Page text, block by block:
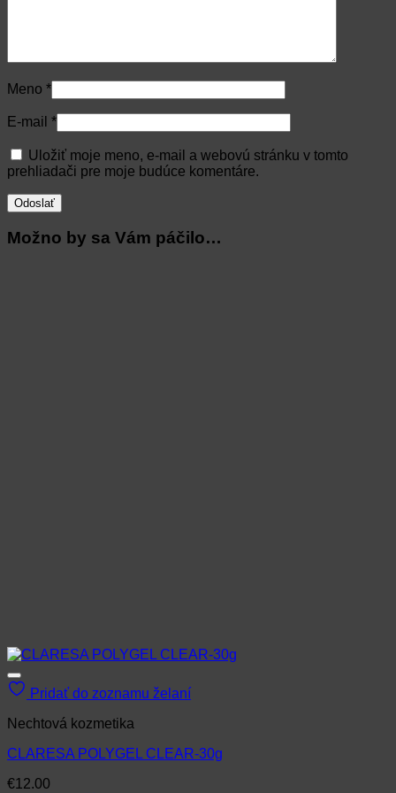
Meno *
E-mail *
Uložiť moje meno, e-mail a webovú stránku v tomto
prehliadači pre moje budúce komentáre.
Možno by sa Vám páčilo…
Pridať do zoznamu želaní
Nechtová kozmetika
CLARESA POLYGEL CLEAR-30g
€12.00